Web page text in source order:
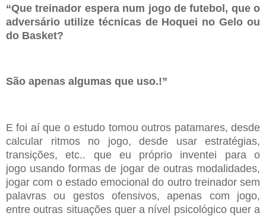
“Que treinador espera num jogo de futebol, que o
adversário utilize técnicas de Hoquei no Gelo ou
do Basket?
São apenas algumas que uso.!”
E foi aíque o estudo tomou outros patamares, desde
calcular ritmos no jogo, desde usar estratégias,
transições, etc.. que eu próprio inventei para o
jogo usando formas de jogar de outras modalidades,
jogar com o estado emocional do outro treinador sem
palavras ou gestos ofensivos, apenas com jogo,
entreoutras situações quer a nível psicológicoquer a